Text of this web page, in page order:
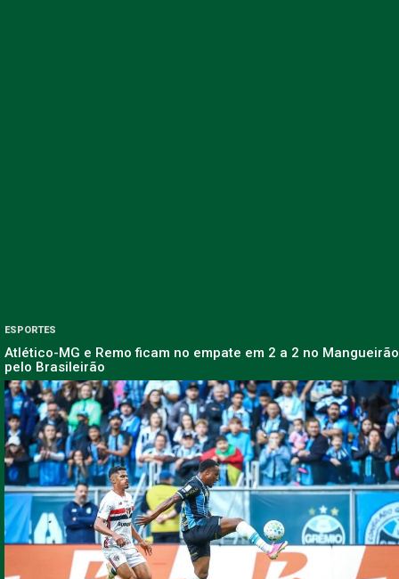
ESPORTES
Atlético-MG e Remo ficam no empate em 2 a 2 no Mangueirão
pelo Brasileirão